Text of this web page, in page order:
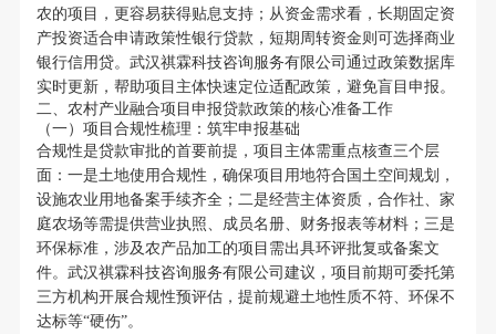
农的项目，更容易获得贴息支持；从资金需求看，长期固定资
产投资适合申请政策性银行贷款，短期周转资金则可选择商业
银行信用贷。武汉祺霖科技咨询服务有限公司通过政策数据库
实时更新，帮助项目主体快速定位适配政策，避免盲目申报。
二、农村产业融合项目申报贷款政策的核心准备工作
（一）项目合规性梳理：筑牢申报基础
合规性是贷款审批的首要前提，项目主体需重点核查三个层
面：一是土地使用合规性，确保项目用地符合国土空间规划，
设施农业用地备案手续齐全；二是经营主体资质，合作社、家
庭农场等需提供营业执照、成员名册、财务报表等材料；三是
环保标准，涉及农产品加工的项目需出具环评批复或备案文
件。武汉祺霖科技咨询服务有限公司建议，项目前期可委托第
三方机构开展合规性预评估，提前规避土地性质不符、环保不
达标等“硬伤”。